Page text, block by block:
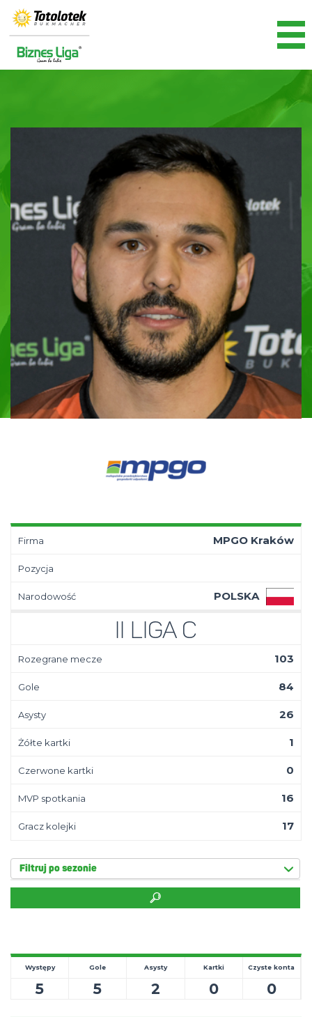
Firma MPGO Kraków
Pozycja
Narodowość POLSKA
II Liga C
Rozegrane mecze 103
Gole 84
Asysty 26
Żółte kartki 1
Czerwone kartki 0
MVP spotkania 16
Gracz kolejki 17
Filtruj po sezonie
Występy
5
Gole
5
Asysty
2
Kartki
0
Czyste konta
0